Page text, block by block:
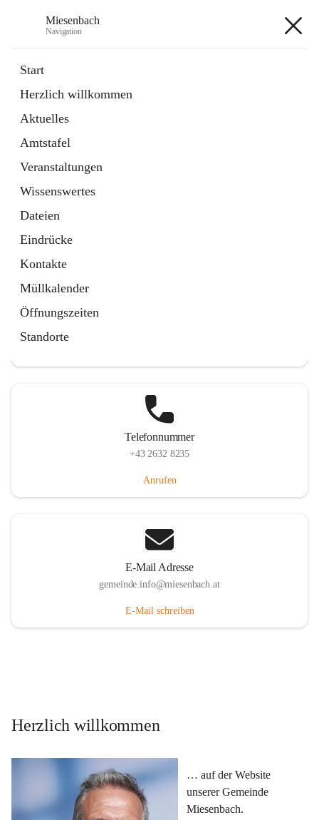
Miesenbach
Navigation
Start
Herzlich willkommen
Aktuelles
Amtstafel
Veranstaltungen
Wissenswertes
Dateien
Eindrücke
Kontakte
Müllkalender
Öffnungszeiten
Standorte
Externe Webseite
in
Tab
Region Schneebergland
Externe Webseite
öffnet
in
neuem
Tab
Telefonnummer
+43 2632 8235
Anrufen
E-Mail Adresse
gemeinde.info@miesenbach.at
E-Mail schreiben
Herzlich willkommen
… auf der Website
unserer Gemeinde
Miesenbach.